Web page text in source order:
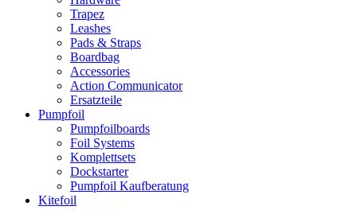
Trapez
Leashes
Pads & Straps
Boardbag
Accessories
Action Communicator
Ersatzteile
Pumpfoil
Pumpfoilboards
Foil Systems
Komplettsets
Dockstarter
Pumpfoil Kaufberatung
Kitefoil